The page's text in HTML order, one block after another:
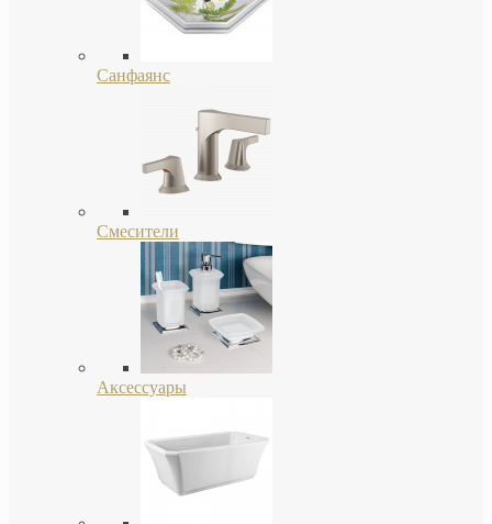
Санфаянс
Смесители
Аксессуары